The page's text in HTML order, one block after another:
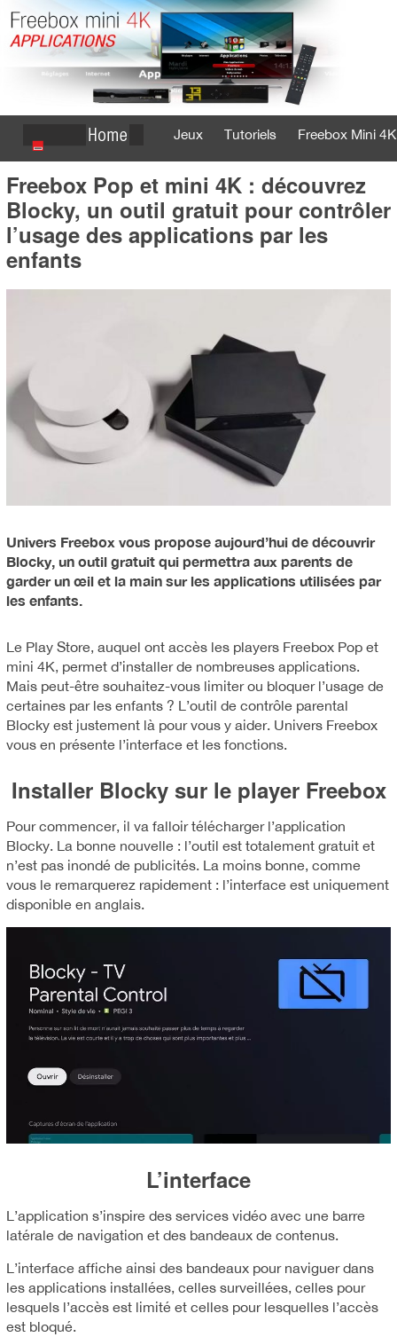
Jeux Tutoriels Freebox Mini 4K
Se connecter S'inscrire
Freebox Pop et mini 4K : découvrez
Blocky, un outil gratuit pour contrôler
l’usage des applications par les
enfants
Univers Freebox vous propose aujourd’hui de découvrir
Blocky, un outil gratuit qui permettra aux parents de
garder un œil et la main sur les applications utilisées par
les enfants.
Le Play Store, auquel ont accès les players Freebox Pop et
mini 4K, permet d’installer de nombreuses applications.
Mais peut-être souhaitez-vous limiter ou bloquer l’usage de
certaines par les enfants ? L’outil de contrôle parental
Blocky est justement là pour vous y aider. Univers Freebox
vous en présente l’interface et les fonctions.
Installer Blocky sur le player Freebox
Pour commencer, il va falloir télécharger l’application
Blocky. La bonne nouvelle : l’outil est totalement gratuit et
n’est pas inondé de publicités. La moins bonne, comme
vous le remarquerez rapidement : l’interface est uniquement
disponible en anglais.
L’interface
L’application s’inspire des services vidéo avec une barre
latérale de navigation et des bandeaux de contenus.
L’interface affiche ainsi des bandeaux pour naviguer dans
les applications installées, celles surveillées, celles pour
lesquels l’accès est limité et celles pour lesquelles l’accès
est bloqué.